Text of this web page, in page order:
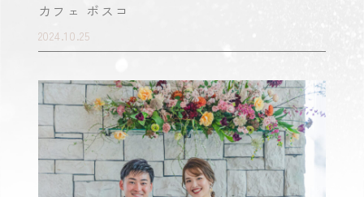
カフェ ボスコ
2024.10.25